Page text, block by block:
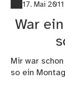
17. Mai 2011
War
Mir war
so ein